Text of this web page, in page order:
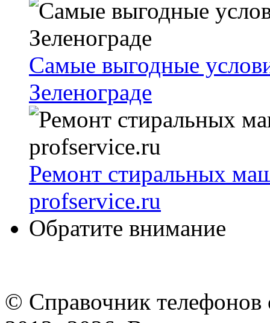
Самые выгодные
Зеленограде
Ремонт стиральных
profservice.ru
Обратите внимание
© Cправочник телефонов